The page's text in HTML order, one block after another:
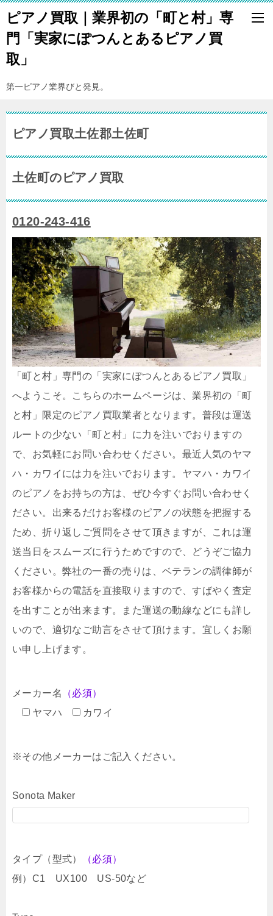
ピアノ買取｜業界初の「町と村」専
門「実家にぽつんとあるピアノ買
取」
第一ピアノ業界びと発見。
ピアノ買取土佐郡土佐町
土佐町のピアノ買取
0120-243-416
「町と村」専門の「実家にぽつんとあるピアノ買取」
へようこそ。こちらのホームページは、業界初の「町
と村」限定のピアノ買取業者となります。普段は運送
ルートの少ない「町と村」に力を注いでおりますの
で、お気軽にお問い合わせください。最近人気のヤマ
ハ・カワイには力を注いでおります。ヤマハ・カワイ
のピアノをお持ちの方は、ぜひ今すぐお問い合わせく
ださい。出来るだけお客様のピアノの状態を把握する
ため、折り返しご質問をさせて頂きますが、これは運
送当日をスムーズに行うためですので、どうぞご協力
ください。弊社の一番の売りは、ベテランの調律師が
お客様からの電話を直接取りますので、すばやく査定
を出すことが出来ます。また運送の動線などにも詳し
いので、適切なご助言をさせて頂けます。宜しくお願
い申し上げます。
メーカー名
（必須）
ヤマハ
カワイ
※その他メーカーはご記入ください。
Sonota Maker
タイプ（型式）
（必須）
例）C1 UX100 US-50など